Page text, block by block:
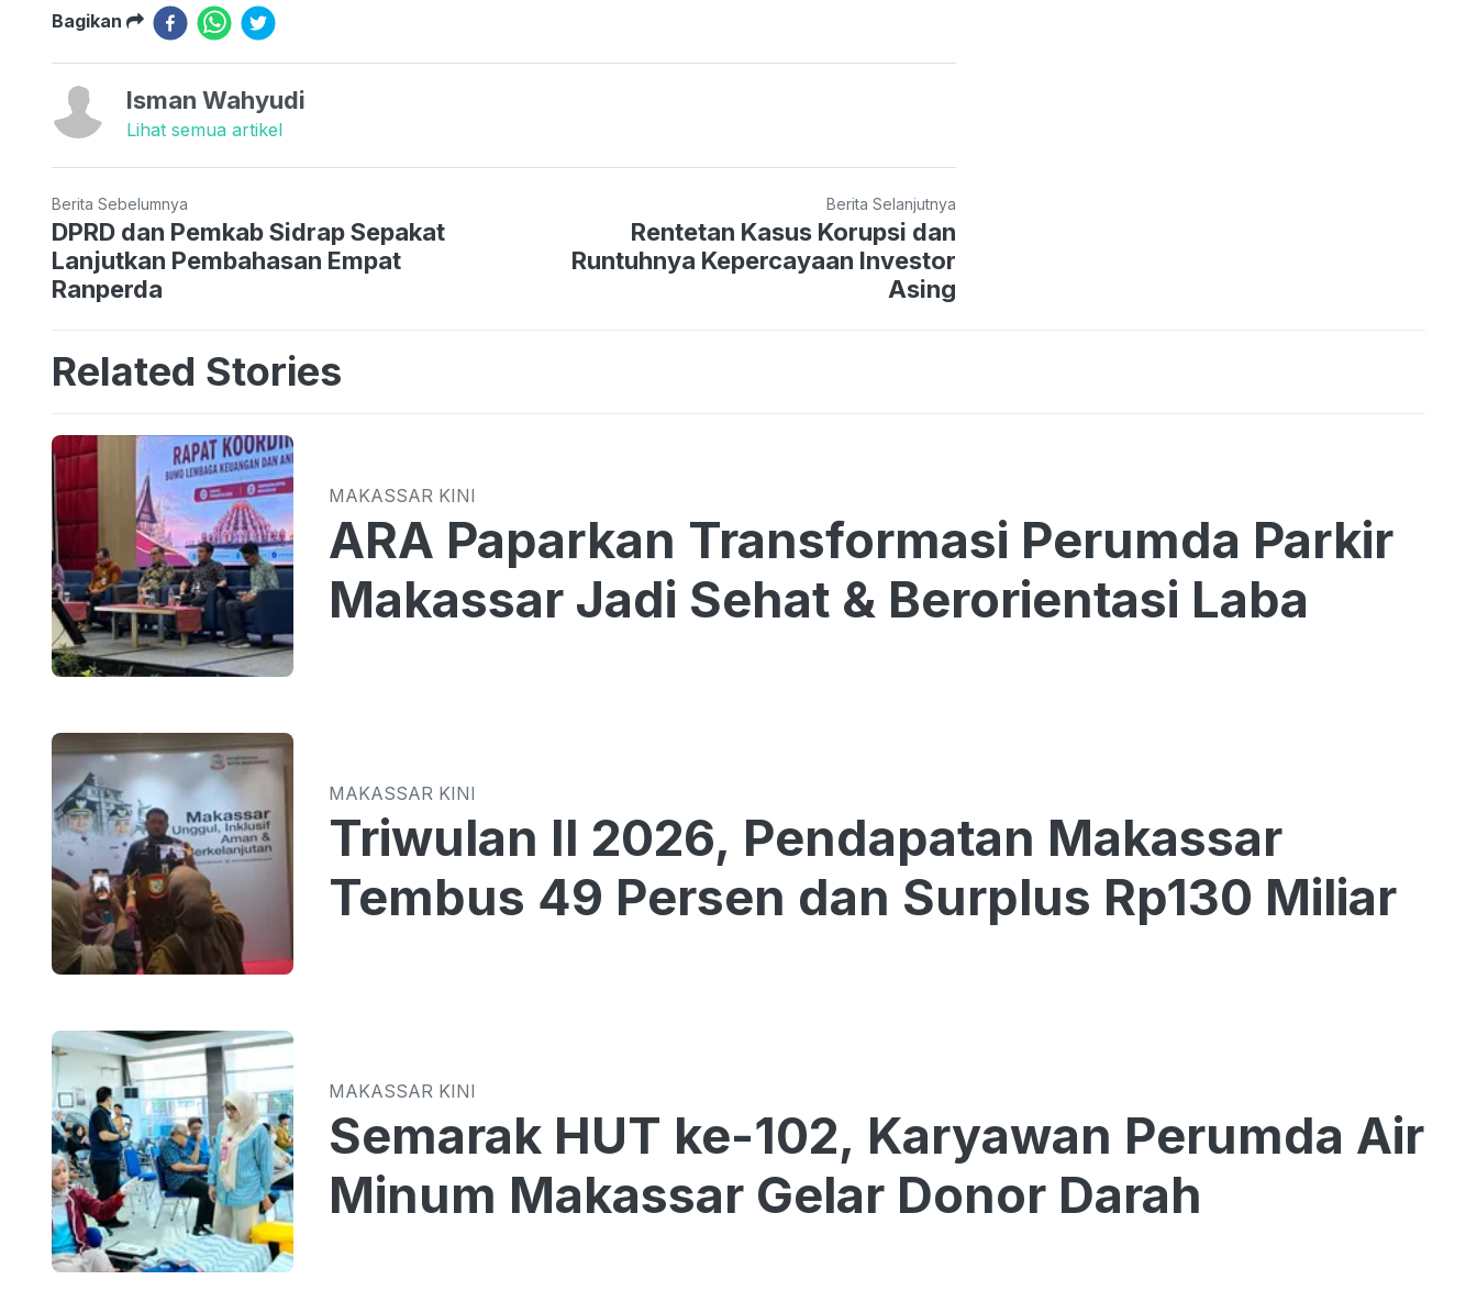
Bagikan
Isman Wahyudi
Lihat semua artikel
Berita Sebelumnya
DPRD dan Pemkab Sidrap Sepakat
Lanjutkan Pembahasan Empat
Ranperda
Berita Selanjutnya
Rentetan Kasus Korupsi dan
Runtuhnya Kepercayaan Investor
Asing
Related Stories
MAKASSAR KINI
ARA Paparkan Transformasi Perumda Parkir
Makassar Jadi Sehat & Berorientasi Laba
MAKASSAR KINI
Triwulan II 2026, Pendapatan Makassar
Tembus 49 Persen dan Surplus Rp130 Miliar
MAKASSAR KINI
Semarak HUT ke-102, Karyawan Perumda Air
Minum Makassar Gelar Donor Darah